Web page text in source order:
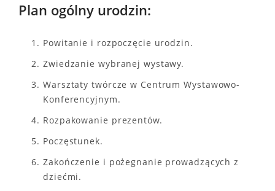
Plan ogólny urodzin:
Powitanie i rozpoczęcie urodzin.
Zwiedzanie wybranej wystawy.
Warsztaty twórcze w Centrum Wystawowo-
Konferencyjnym.
Rozpakowanie prezentów.
Poczęstunek.
Zakończenie i pożegnanie prowadzących z
dziećmi.